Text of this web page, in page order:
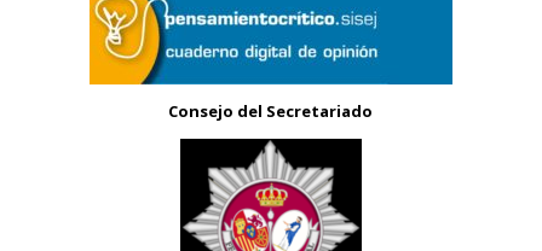
Consejo del Secretariado